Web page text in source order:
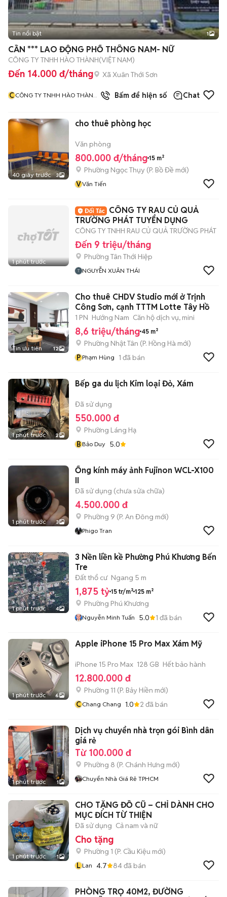
Tin nổi bật 1
CẦN *** LAO ĐỘNG PHỔ THÔNG NAM- NỮ
CÔNG TY TNHH HÀO THÀNH(VIỆT NAM)
Đến 14.000 đ/tháng Xã Xuân Thới Sơn
CCÔNG TY TNHH HÀO THÀNH
Bấm để hiện số Chat
40 giây trước 3
cho thuê phòng học
Văn phòng
800.000 đ/tháng 15 m²
Phường Ngọc Thụy (P. Bồ Đề mới)
VVăn Tiến
1 phút trước
CÔNG TY RAU CỦ QUẢ
TRƯỜNG PHÁT TUYỂN DỤNG
CÔNG TY TNHH RAU CỦ QUẢ TRƯỜNG PHÁT
Đến 9 triệu/tháng
Phường Tân Thới Hiệp
NGUYỄN XUÂN THÁI
Tin ưu tiên 12
Cho thuê CHDV Studio mới ở Trịnh
Công Sơn, cạnh TTTM Lotte Tây Hồ
1 PN Hướng Nam Căn hộ dịch vụ, mini
8,6 triệu/tháng 45 m²
Phường Nhật Tân (P. Hồng Hà mới)
P Phạm Hùng 1 đã bán
1 phút trước 2
Bếp ga du lịch Kim loại Đỏ, Xám
Đã sử dụng
550.000 đ
Phường Láng Hạ
BBảo Duy 5.0
1 phút trước 3
Ống kính máy ảnh Fujinon WCL-X100
II
Đã sử dụng (chưa sửa chữa)
4.500.000 đ
Phường 9 (P. An Đông mới)
Phigo Tran
1 phút trước 4
3 Nền liền kề Phường Phú Khương Bến
Tre
Đất thổ cư Ngang 5 m
1,875 tỷ 15 tr/m² 125 m²
Phường Phú Khương
Nguyễn Minh Tuấn 5.0 1 đã bán
1 phút trước 6
Apple iPhone 15 Pro Max Xám Mỹ
iPhone 15 Pro Max 128 GB Hết bảo hành
12.800.000 đ
Phường 11 (P. Bảy Hiền mới)
CChang Chang 1.0 2 đã bán
1 phút trước 1
Dịch vụ chuyển nhà trọn gói Bình dân
giá rẻ
Từ 100.000 đ
Phường 8 (P. Chánh Hưng mới)
Chuyển Nhà Giá Rẻ TPHCM
1 phút trước 1
CHO TẶNG ĐỒ CŨ – CHỈ DÀNH CHO
MỤC ĐÍCH TỪ THIỆN
Đã sử dụng Cả nam và nữ
Cho tặng
Phường 1 (P. Cầu Kiệu mới)
L Lan 4.7 84đã bán
PHÒNG TRỌ 40M2, ĐƯỜNG